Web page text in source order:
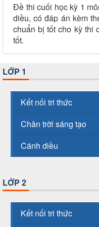
Đề thi cuối học kỳ 1
diều, có đáp án kèm
chuẩn bị tốt cho kỳ thi
tốt.
LỚP 1
Kết nối tri thức
Chân trời sáng tạo
Cánh diều
LỚP 2
Kết nối tri thức